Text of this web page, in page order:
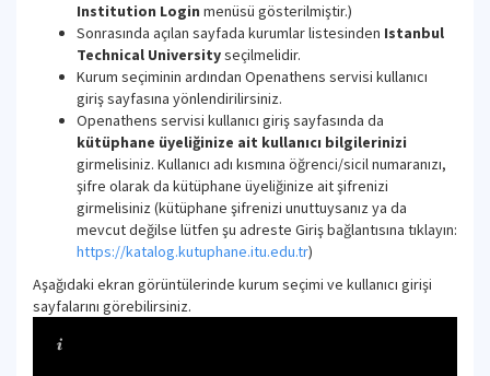
Institution Login menüsü gösterilmiştir.)
Sonrasında açılan sayfada kurumlar listesinden Istanbul
Technical Universityseçilmelidir.
Kurum seçiminin ardından Openathens servisi kullanıcı
giriş sayfasına yönlendirilirsiniz.
Openathens servisi kullanıcı giriş sayfasında da
kütüphane üyeliğinize ait kullanıcı bilgilerinizi
girmelisiniz. Kullanıcı adı kısmına öğrenci/sicil numaranızı,
şifre olarak da kütüphane üyeliğinize ait şifrenizi
girmelisiniz (kütüphane şifrenizi unuttuysanız ya da
mevcut değilse lütfen şu adreste Giriş bağlantısına tıklayın:
https://katalog.kutuphane.itu.edu.tr)
Aşağıdaki ekran görüntülerinde kurum seçimi ve kullanıcı girişi
sayfalarını görebilirsiniz.